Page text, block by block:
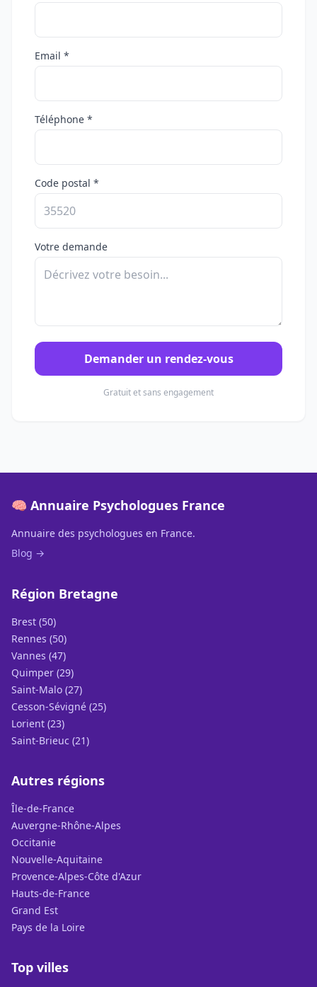
Email *
Téléphone *
Code postal *
Votre demande
Demander un rendez-vous
Gratuit et sans engagement
🧠 Annuaire Psychologues France
Annuaire des psychologues en France.
Blog →
Région Bretagne
Brest (50)
Rennes (50)
Vannes (47)
Quimper (29)
Saint-Malo (27)
Cesson-Sévigné (25)
Lorient (23)
Saint-Brieuc (21)
Autres régions
Île-de-France
Auvergne-Rhône-Alpes
Occitanie
Nouvelle-Aquitaine
Provence-Alpes-Côte d'Azur
Hauts-de-France
Grand Est
Pays de la Loire
Top villes